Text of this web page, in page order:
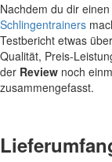
Nachdem du dir
Schlingentrainers
Testbericht etwas
Qualität, Preis-
der Review noch
zusammengefasst.